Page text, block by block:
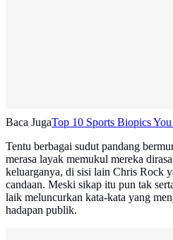
Baca JugaTop 10 Sports Biopics
Tentu berbagai sudut pandang
merasa layak memukul mereka
keluarganya, di sisi lain Chris Rock
candaan. Meski sikap itu pun tak
laik meluncurkan kata-kata yang
hadapan publik.